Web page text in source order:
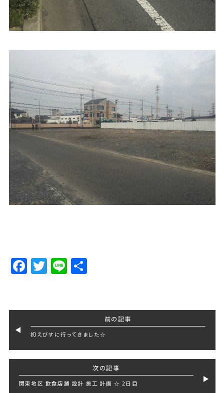
Facebook
Twitter
LineShare
前の記事
初えびすに行ってきました☆
次の記事
関東地区 飲食店舗 設計 施工 計画 ☆ 2日目